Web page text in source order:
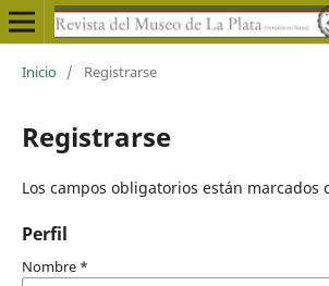
Inicio / Registrarse
Registrarse
Los campos obligatorios están marcados
Perfil
Nombre *